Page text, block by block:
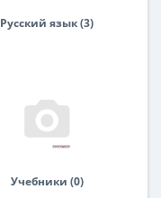
Русский язык (3)
Учебники (0)